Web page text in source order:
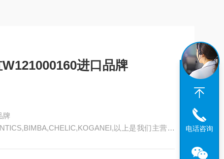
进口品牌
牌
以上是我们主营产
电话咨询